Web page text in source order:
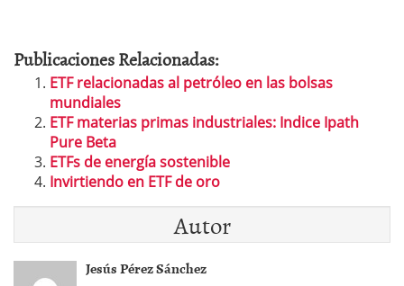
Publicaciones Relacionadas:
ETF relacionadas al petróleo en las bolsas
mundiales
ETF materias primas industriales: Indice Ipath
Pure Beta
ETFs de energía sostenible
Invirtiendo en ETF de oro
Autor
Jesús Pérez Sánchez